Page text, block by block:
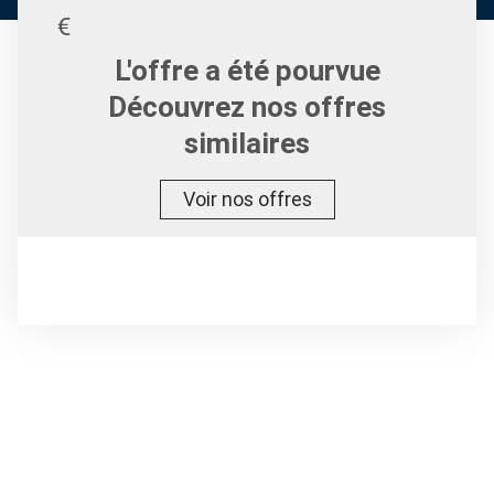
L'offre a été pourvue
Découvrez nos offres
similaires
Voir nos offres